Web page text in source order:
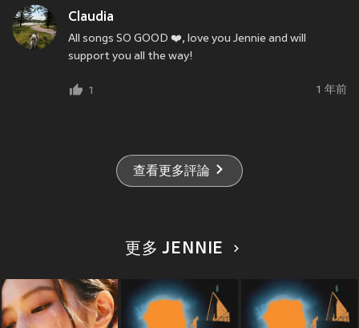
Claudia
All songs SO GOOD ❤️, love you Jennie and will
support you all the way!
1 1 年前
查看更多評論
更多 JENNIE